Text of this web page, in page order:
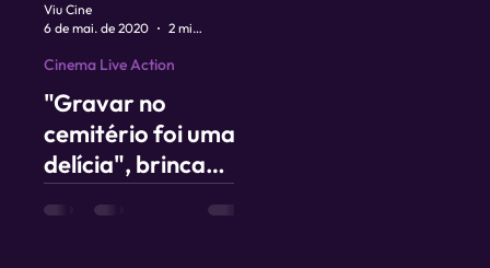
"Gravar no
cemitério foi uma
delícia", brinca
diretor de Recife
Cinema Live Action
Viu Cine
6 de mai. de 2020
2 min de leitura